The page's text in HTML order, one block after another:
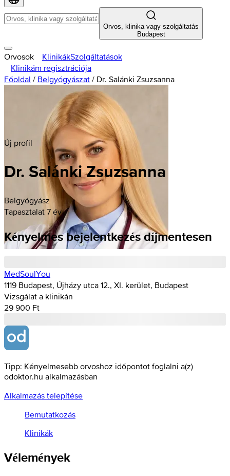
Orvos, klinika vagy szolgáltatás
Budapest
Orvosok KlinikákSzolgáltatások
Klinikám regisztrációja
Főoldal / Belgyógyászat / Dr. Salánki Zsuzsanna
Új profil
Dr. Salánki Zsuzsanna
Belgyógyász
Tapasztalat 7 év
Kényelmes bejelentkezés díjmentesen
MedSoulYou
1119 Budapest, Újházy utca 12., XI. kerület, Budapest
Vizsgálat a klinikán
29 900 Ft
Tipp: Kényelmesebb orvoshoz időpontot foglalni a(z)
odoktor.hu alkalmazásban
Alkalmazás telepítése
Bemutatkozás
Klinikák
Vélemények